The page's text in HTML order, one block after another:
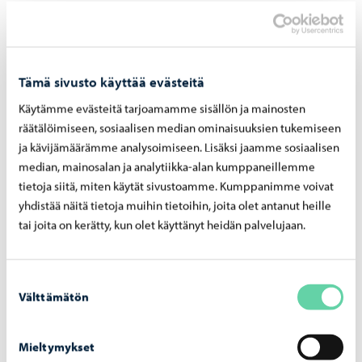
Tämä sivusto käyttää evästeitä
Käytämme evästeitä tarjoamamme sisällön ja mainosten
räätälöimiseen, sosiaalisen median ominaisuuksien tukemiseen
ja kävijämäärämme analysoimiseen. Lisäksi jaamme sosiaalisen
median, mainosalan ja analytiikka-alan kumppaneillemme
tietoja siitä, miten käytät sivustoamme. Kumppanimme voivat
yhdistää näitä tietoja muihin tietoihin, joita olet antanut heille
tai joita on kerätty, kun olet käyttänyt heidän palvelujaan.
valinta
Välttämätön
Mieltymykset
Lisätietoa avustuksista, hakemuslomake sekä
Jaa WhatsApp
Aiheeseen liittyvät uutiset